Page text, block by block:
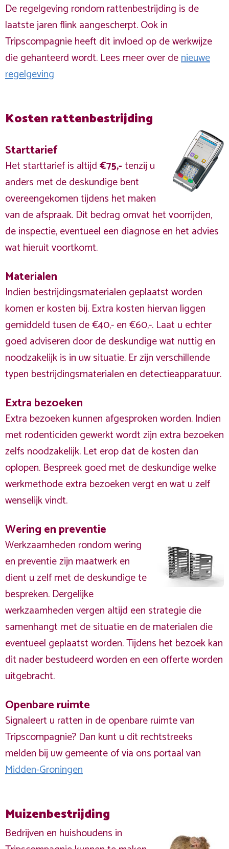
De regelgeving rondom rattenbestrijding is de
laatste jaren flink aangescherpt. Ook in
Tripscompagnie heeft dit invloed op de werkwijze
die gehanteerd wordt. Lees meer over denieuwe
regelgeving
Kosten rattenbestrijding
Starttarief
Het starttarief is altijd€75,-tenzij u
anders met de deskundige bent
overeengekomen tijdens het maken
van de afspraak. Dit bedrag omvat het voorrijden,
de inspectie, eventueel een diagnose en het advies
wat hieruit voortkomt.
Materialen
Indien bestrijdingsmaterialen geplaatst worden
komen er kosten bij. Extra kosten hiervan liggen
gemiddeld tusen de €40,- en €60,-. Laat u echter
goed adviseren door de deskundige wat nuttig en
noodzakelijk is in uw situatie. Er zijn verschillende
typen bestrijdingsmaterialen en detectieapparatuur.
Extra bezoeken
Extra bezoeken kunnen afgesproken worden. Indien
met rodenticiden gewerkt wordt zijn extra bezoeken
zelfs noodzakelijk. Let erop dat de kosten dan
oplopen. Bespreek goed met de deskundige welke
werkmethode extra bezoeken vergt en wat u zelf
wenselijk vindt.
Wering en preventie
Werkzaamheden rondom wering
en preventie zijn maatwerk en
dient u zelf met de deskundige te
bespreken. Dergelijke
werkzaamheden vergen altijd een strategie die
samenhangt met de situatie en de materialen die
eventueel geplaatst worden. Tijdens het bezoek kan
dit nader bestudeerd worden en een offerte worden
uitgebracht.
Openbare ruimte
Signaleert u ratten in de openbare ruimte van
Tripscompagnie? Dan kunt u dit rechtstreeks
melden bij uw gemeente of via ons portaal van
Midden-Groningen
Muizenbestrijding
Bedrijven en huishoudens in